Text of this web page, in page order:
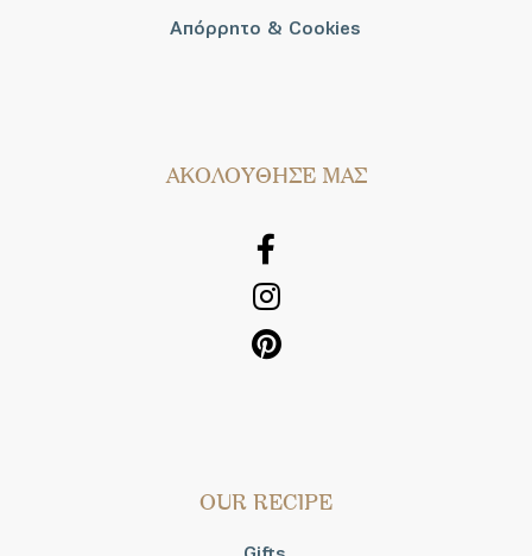
Απόρρητο & Cookies
AΚΟΛΟΥΘΗΣΕ ΜΑΣ
OUR RECIPE